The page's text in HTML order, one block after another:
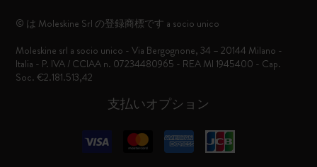
支払いオプション
© は Moleskine Srl の登録商標です a socio unico
Moleskine srl a socio unico - Via Bergognone, 34 – 20144 Milano -
Italia - P. IVA / CCIAA n. 07234480965 - REA MI 1945400 - Cap.
Soc. €2.181.513,42